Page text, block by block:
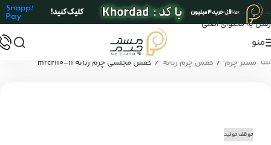
عبور به ناوبری
رفتن به محتوای اصلی
منو
مستر چرم / کفش چرم زنانه / کفش مجلسی چرم زنانه mrc2110-11
توقف تولید